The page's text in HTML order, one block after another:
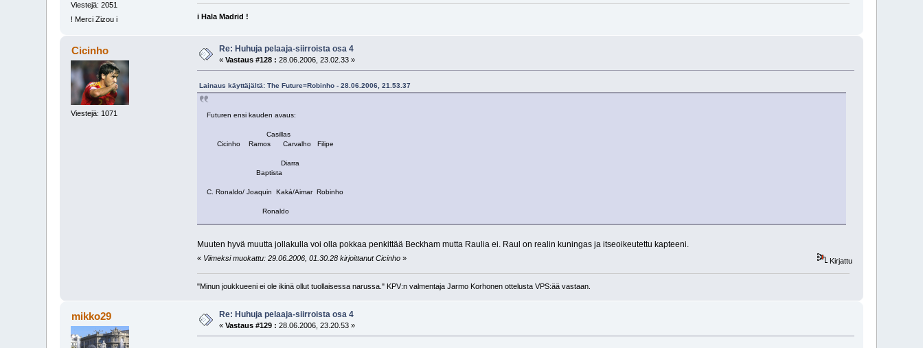
Viestejä: 2051
! Merci Zizou i
i Hala Madrid !
Cicinho
Viestejä: 1071
Re: Huhuja pelaaja-siirroista osa 4
«Vastaus #128 : 28.06.2006, 23.02.33 »
Lainaus käyttäjältä: The Future=Robinho - 28.06.2006, 21.53.37
Futuren ensi kauden avaus:
Casillas
Cicinho Ramos Carvalho Filipe
Diarra
Baptista
C. Ronaldo/ Joaquin Kaká/Aimar Robinho
Ronaldo
Muuten hyvä muutta jollakulla voi olla pokkaa penkittää Beckham mutta Raulia ei. Raul on realin kuningas ja itseoikeutettu kapteeni.
« Viimeksi muokattu: 29.06.2006, 01.30.28 kirjoittanut Cicinho» Kirjattu
"Minun joukkueeni ei ole ikinä ollut tuollaisessa narussa." KPV:n valmentaja Jarmo Korhonen ottelusta VPS:ää vastaan.
mikko29 Re: Huhuja pelaaja-siirroista osa 4
«Vastaus #129 : 28.06.2006, 23.20.53 »